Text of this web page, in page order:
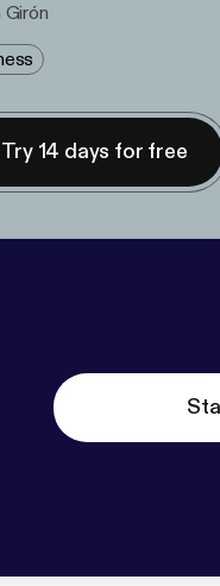
Try 14 days for free